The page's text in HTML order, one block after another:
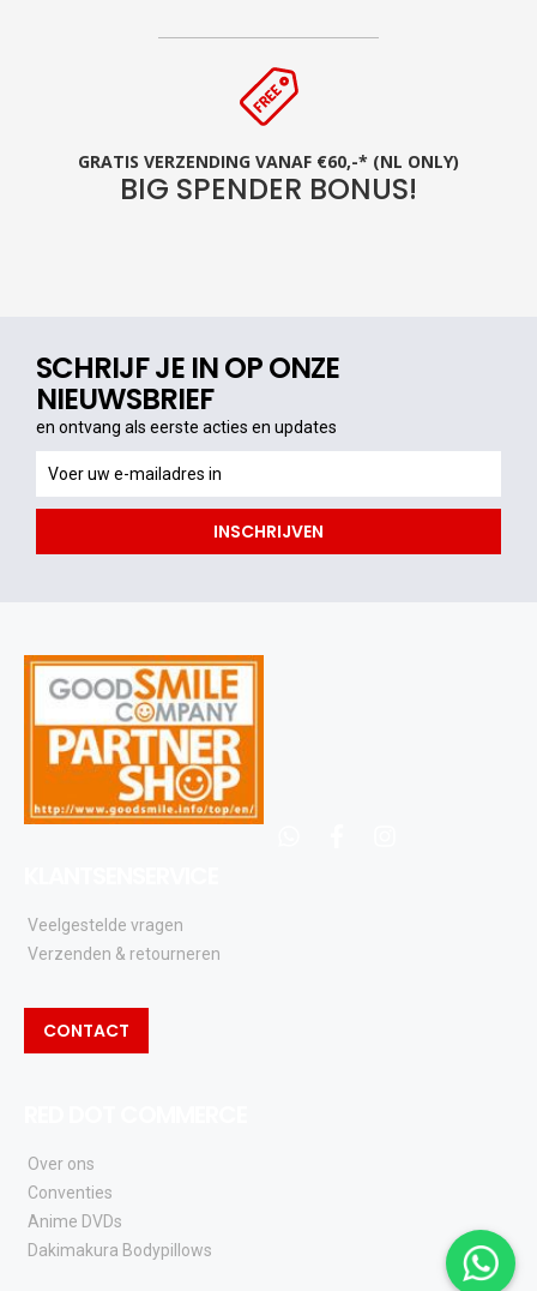
GRATIS VERZENDING VANAF €60,-* (NL ONLY)
BIG SPENDER BONUS!
SCHRIJF JE IN OP ONZE
NIEUWSBRIEF
en ontvang als eerste acties en updates
ontvang
als
acties
INSCHRIJVEN
Veelgestelde vragen
Verzenden & retourneren
CONTACT
Over ons
Conventies
Anime DVDs
Dakimakura Bodypillows